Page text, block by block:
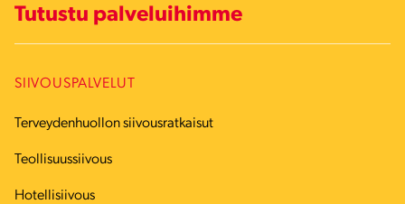
Tutustu palveluihimme
SIIVOUSPALVELUT
Terveydenhuollon siivousratkaisut
Teollisuussiivous
Hotellisiivous